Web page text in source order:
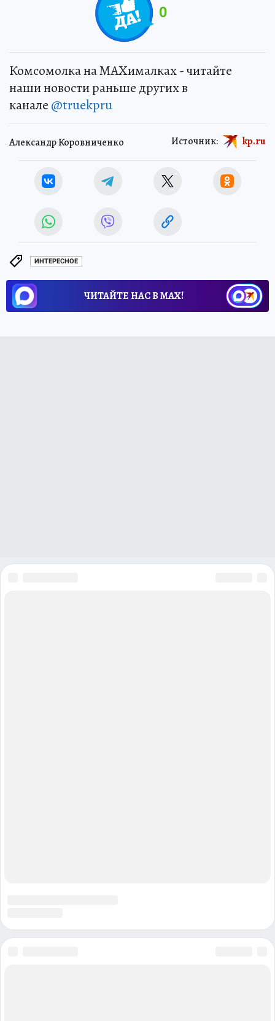
0
Комсомолка на MAXималках - читайте
наши новости раньше других в
канале @truekpru
Александр Коровниченко Источник: kp.ru
ИНТЕРЕСНОЕ
ЧИТАЙТЕ НАС В МАХ!